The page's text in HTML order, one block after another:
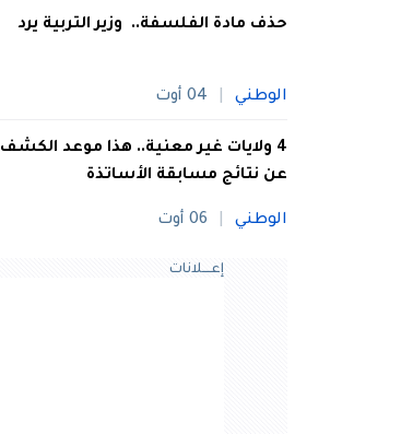
حذف مادة الفلسفة.. وزير التربية يرد
الوطني 04 أوت
4 ولايات غير معنية.. هذا موعد الكشف
عن نتائج مسابقة الأساتذة
الوطني 06 أوت
إعــــلانات